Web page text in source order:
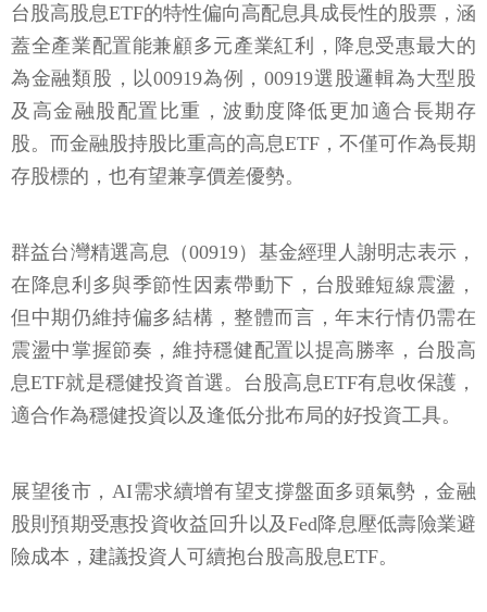
台股高股息ETF的特性偏向高配息具成長性的股票，涵
蓋全產業配置能兼顧多元產業紅利，降息受惠最大的
為金融類股，以00919為例，00919選股邏輯為大型股
及高金融股配置比重，波動度降低更加適合長期存
股。而金融股持股比重高的高息ETF，不僅可作為長期
存股標的，也有望兼享價差優勢。
群益台灣精選高息（00919）基金經理人謝明志表示，
在降息利多與季節性因素帶動下，台股雖短線震盪，
但中期仍維持偏多結構，整體而言，年末行情仍需在
震盪中掌握節奏，維持穩健配置以提高勝率，台股高
息ETF就是穩健投資首選。台股高息ETF有息收保護，
適合作為穩健投資以及逢低分批布局的好投資工具。
展望後市，AI需求續增有望支撐盤面多頭氣勢，金融
股則預期受惠投資收益回升以及Fed降息壓低壽險業避
險成本，建議投資人可續抱台股高股息ETF。